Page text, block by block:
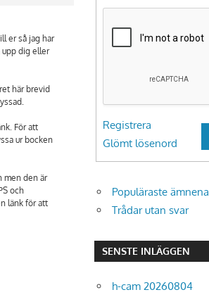
er så jag har
upp dig eller
här brevid
För att
ur bocken
men den är
och
länk för att
Registrera
Glömt lösenord
Populäraste ämnena
Trådar utan svar
SENSTE INLÄGGEN
h-cam 20260804